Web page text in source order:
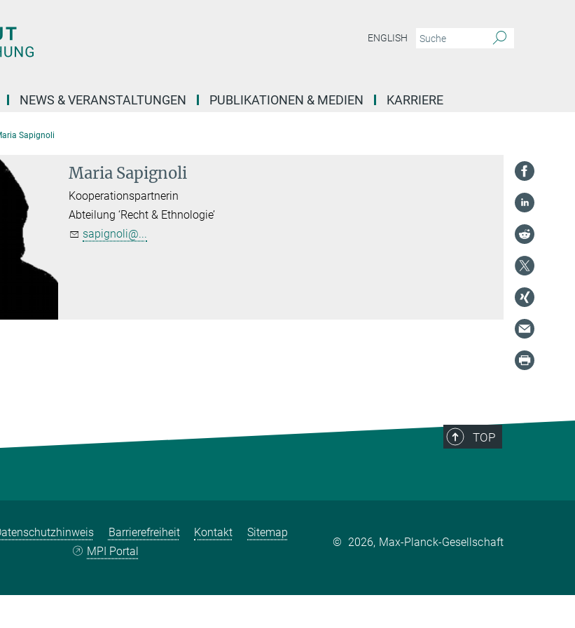
ENGLISH
NEWS & VERANSTALTUNGEN PUBLIKATIONEN & MEDIEN KARRIERE
Sapignoli
Maria Sapignoli
Kooperationspartnerin
Abteilung ‘Recht & Ethnologie’
sapignoli@...
TOP
Barrierefreiheit Kontakt
Sitemap
MPI Portal
© 2026, Max-Planck-Gesellschaft